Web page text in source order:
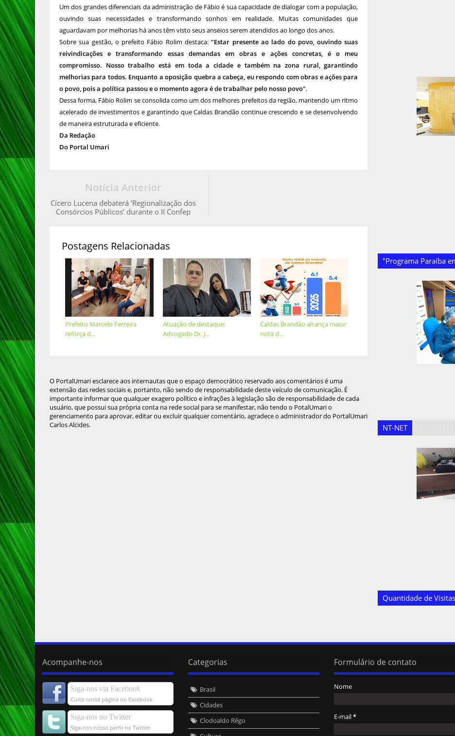
Um dos grandes diferenciais da administração de Fábio é sua capacidade de dialogar com a população,
ouvindo suas necessidades e transformando sonhos em realidade. Muitas comunidades que
aguardavam por melhorias há anos têm visto seus anseios serem atendidos ao longo dos anos.
Sobre sua gestão, o prefeito Fábio Rolim destaca:"Estar presente ao lado do povo, ouvindo suas
reivindicações e transformando essas demandas em obras e ações concretas, é o meu
compromisso. Nosso trabalho está em toda a cidade e também na zona rural, garantindo
melhorias para todos. Enquanto a oposição quebra a cabeça, eu respondo com obras e ações para
o povo, pois a política passou e o momento agora é de trabalhar pelo nosso povo".
Dessa forma, Fábio Rolim se consolida como um dos melhores prefeitos da região, mantendo um ritmo
acelerado de investimentos e garantindo que Caldas Brandão continue crescendo e se desenvolvendo
de maneira estruturada e eficiente.
Da Redação
Do Portal Umari
Notícia Anterior
Cícero Lucena debaterá ‘Regionalização dos
Consórcios Públicos’ durante o II Confep
Postagens Relacionadas
Caldas Brandão alcança maior
nota d...
Atuação de destaque:
Advogado Dr. J...
Prefeito Marcelo Ferreira
reforça d...
O PortalUmari esclarece aos internautas que o espaço democrático reservado aos comentários é uma
extensão das redes sociais e, portanto, não sendo de responsabilidade deste veículo de comunicação. É
importante informar que qualquer exagero político e infrações à legislação são de responsabilidade de cada
usuário, que possui sua própria conta na rede social para se manifestar, não tendo o PotalUmari o
gerenciamento para aprovar, editar ou excluir qualquer comentário, agradece o administrador do PortalUmari
Carlos Alcides.
"Programa Paraíba
NT-NET
Quantidade de Visitas
Acompanhe-nos
Siga-nos via Facebook
Curta nossa página no Facebook
Siga-nos no Twitter
Siga-nos nosso perfil no Twitter
Categorias
Brasil
Cidades
Clodoaldo Rêgo
Formulário de contato
Nome
E-mail*